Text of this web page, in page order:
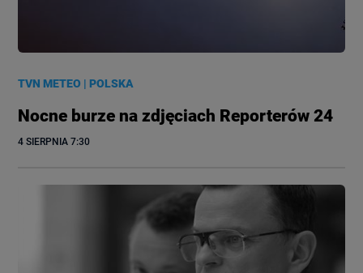
TVN METEO |POLSKA
Nocne burze na zdjęciach Reporterów 24
4 SIERPNIA 7:30